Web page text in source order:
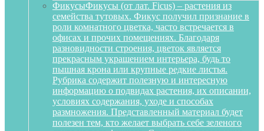
ФикусыФикусы (от лат. Ficus) – растения из
семейства тутовых. Фикус получил признание в
роли комнатного цветка, часто встречается в
офисах и прочих помещениях. Благодаря
разновидности строения, цветок является
прекрасным украшением интерьера, будь то
пышная крона или крупные редкие листья.
Рубрика содержит полезную и интересную
информацию о подвидах растения, их описании,
условиях содержания, уходе и способах
размножения. Представленный материал будет
полезен тем, кто желает выбрать себе зеленого